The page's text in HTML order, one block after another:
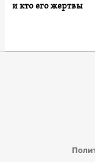
и кто его жертвы